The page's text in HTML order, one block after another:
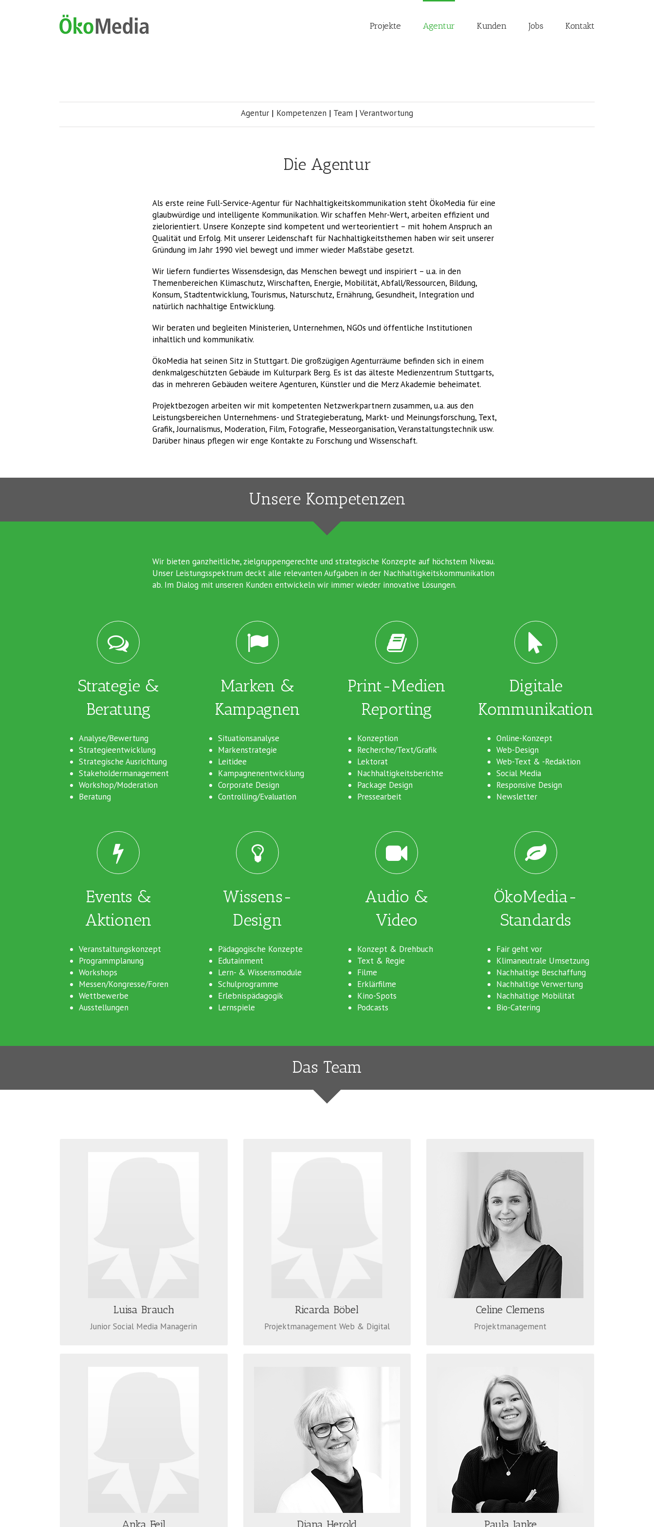
Projekte Agentur Kunden Jobs Kontakt
Agentur | Kompetenzen | Team | Verantwortung
Die Agentur
Als erste reine Full-Service-Agentur für Nachhaltigkeitskommunikation steht ÖkoMedia für eine
glaubwürdige und intelligente Kommunikation. Wir schaffen Mehr-Wert, arbeiten effizient und
zielorientiert. Unsere Konzepte sind kompetent und werteorientiert – mit hohem Anspruch an
Qualität und Erfolg. Mit unserer Leidenschaft für Nachhaltigkeitsthemen haben wir seit unserer
Gründung im Jahr 1990 viel bewegt und immer wieder Maßstäbe gesetzt.
Wir liefern fundiertes Wissensdesign, das Menschen bewegt und inspiriert – u.a. in den
Themenbereichen Klimaschutz, Wirschaften, Energie, Mobilität, Abfall/Ressourcen, Bildung,
Konsum, Stadtentwicklung, Tourismus, Naturschutz, Ernährung, Gesundheit, Integration und
natürlich nachhaltige Entwicklung.
Wir beraten und begleiten Ministerien, Unternehmen, NGOs und öffentliche Institutionen
inhaltlich und kommunikativ.
ÖkoMedia hat seinen Sitz in Stuttgart. Die großzügigen Agenturräume befinden sich in einem
denkmalgeschützten Gebäude im Kulturpark Berg. Es ist das älteste Medienzentrum Stuttgarts,
das in mehreren Gebäuden weitere Agenturen, Künstler und die Merz Akademie beheimatet.
Projektbezogen arbeiten wir mit kompetenten Netzwerkpartnern zusammen, u.a. aus den
Leistungsbereichen Unternehmens- und Strategieberatung, Markt- und Meinungsforschung, Text,
Grafik, Journalismus, Moderation, Film, Fotografie, Messeorganisation, Veranstaltungstechnik usw.
Darüber hinaus pflegen wir enge Kontakte zu Forschung und Wissenschaft.
Unsere Kompetenzen
Wir bieten ganzheitliche, zielgruppengerechte und strategische Konzepte auf höchstem Niveau.
Unser Leistungsspektrum deckt alle relevanten Aufgaben in der Nachhaltigkeitskommunikation
ab. Im Dialog mit unseren Kunden entwickeln wir immer wieder innovative Lösungen.
Strategie &
Beratung
Analyse/Bewertung
Strategieentwicklung
Strategische Ausrichtung
Stakeholdermanagement
Workshop/Moderation
Beratung
Marken &
Kampagnen
Situationsanalyse
Markenstrategie
Leitidee
Kampagnenentwicklung
Corporate Design
Controlling/Evaluation
Print-Medien
Reporting
Konzeption
Recherche/Text/Grafik
Lektorat
Nachhaltigkeitsberichte
Package Design
Pressearbeit
Digitale
Kommunikation
Online-Konzept
Web-Design
Web-Text & -Redaktion
Social Media
Responsive Design
Newsletter
Events &
Aktionen
Veranstaltungskonzept
Programmplanung
Workshops
Messen/Kongresse/Foren
Wettbewerbe
Ausstellungen
Wissens-
Design
Pädagogische Konzepte
Edutainment
Lern- & Wissensmodule
Schulprogramme
Erlebnispädagogik
Lernspiele
Audio &
Video
Konzept & Drehbuch
Text & Regie
Filme
Erklärfilme
Kino-Spots
Podcasts
ÖkoMedia-
Standards
Fair geht vor
Klimaneutrale Umsetzung
Nachhaltige Beschaffung
Nachhaltige Verwertung
Nachhaltige Mobilität
Bio-Catering
Das Team
Luisa Brauch
Junior Social Media Managerin
Ricarda Böbel
Projektmanagement Web & Digital
Celine Clemens
Projektmanagement
CELINE CLEMENS
Celine verfügt über umfassende
Erfahrung in der Steuerung von
Kampagnen für nationale und
internationale Unternehmen auf
verschiedenen Kommunikationskanälen.
Als Projektmanagerin bereichert sie
unser Team mit ihrem Fachwissen in der
analogen und digitalen Kommunikation
und bei der Organisation von Events.
celine.clemens@oekomedia.com
Anka Feil Diana Herold
DIANA HEROLD
Die Finanzchefin von ÖkoMedia hat
Grafikdesign studiert. Doch Zahlen und
pädagogische Projekte liegen ihr
besonders am Herzen. So leitet sie seit
2009 die erfolgreiche Schulaktion „EDe,
der Energie-Detektiv“.
Telefon: 0711 925 79 65
herold@oekomedia.com
Paula Janke
PAULA JANKE